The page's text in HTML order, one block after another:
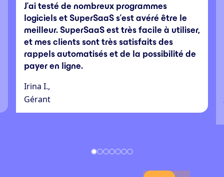
J’ai testé de nombreux programmes
logiciels et SuperSaaS s’est avéré être le
meilleur. SuperSaaS est très facile à utiliser,
et mes clients sont très satisfaits des
rappels automatisés et de la possibilité de
payer en ligne.
Irina I.,
Gérant